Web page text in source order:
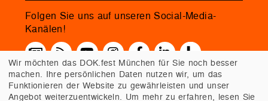
Folgen Sie uns auf unseren Social-Media-
Kanälen!
Wir möchten das DOK.fest München für Sie noch besser
machen. Ihre persönlichen Daten nutzen wir, um das
Funktionieren der Website zu gewährleisten und unser
Angebot weiterzuentwickeln. Um mehr zu erfahren, lesen Sie